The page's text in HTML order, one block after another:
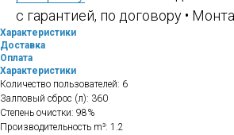
с гарантией, по договору •
Характеристики
Доставка
Оплата
Характеристики
Количество пользователей: 6
Залповый сброс (л): 360
Степень очистки: 98%
Производительность m³: 1.2